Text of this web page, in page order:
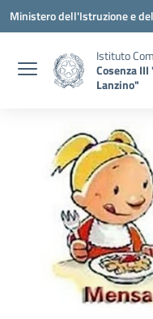
Vai ai contenuti
Vai al menu di navigazione
Vai al footer
Ministero dell'Istruzione e
Istituto
Cosenza
Lanzino"